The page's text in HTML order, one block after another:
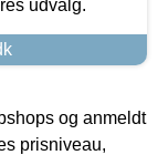
udvalg.
og anmeldt
prisniveau,